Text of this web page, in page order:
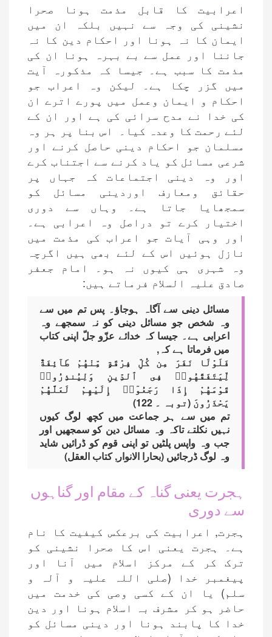
اعرابیت کا قابل مذمت ہونا صحرا
نشینی کی وجہ سے نہیں بلکہ ان میں
ایمان کا نہ ہونا اور احکام دین کا نہ
جاننا اور عمل سے بے بہرہ ہونا ان کی
مذمت کا سبب ہے۔ جیسا کہ مذکورہ آیت
میں گزر چکا ہے۔ لیکن وہ اعراب جو
احکام و ایمان وعمل میں پورے اترے ان
کی خدا نے مدح سرائی کی ہے اور ان کے
لئے رحمت کا وعدہ کیا۔ اس بنا پر ہر وہ
مسلمان جو احکام دینی حاصل کرنے اور
شرعی مسائل کو یاد کرنے سے اجتناب کرے
اور وہ دینی اجتماعات کہ جہاں پر
حقائق ومعارف اوردینی مسائل کو
سمجھایا جاتا ہے۔ وہاں سے دوری
اختیار کرے تو دراصل وہ اعرابی ہے۔
اور وہی آیات جو اعراب کی مذمت میں
نازل ہوئیں اس کے لئے بھی ہیں اگرچہ
وہ شہری ہی کیوں نہ ہو۔ امام جعفر
صادق علیہ السلام فرماتے ہیں:
مسائل دینی سے آگاہ ہوجاؤ۔ پس تم میں سے
وہ شخص جو مسائل دینی کو نہ سمجھے وہ
اعرابی ہے۔ جیسا کہ خدائے عزّو جلّ اپنی کتاب
میں فرماتا ہے کہ,
فَلَوْلَا نَفَرَ مِن كُلِّ فِرْقَةٍ مِّنْهُمْ طَآئِفَةٌ
لِّيَتَفَقَّهُوا۟ فِى ٱلدِّينِ وَلِيُنذِرُوا۟
قَوْمَهُمْ إِذَا رَجَعُوٓا۟ إِلَيْهِمْ لَعَلَّهُمْ
يَحْذَرُونَ (توبہ ۔ 122)
تم میں سے ہر جماعت میں کچھ لوگ کیوں
نہیں نکلتے تاکہ وہ مسائل دین کو سمجھیں اور
جب وہ واپس پلٹیں تو اپنی قوم کو ڈرائیں شاید
وہ لوگ ڈرجائیں (بحارا الانوار, کتاب العقل)
ہجرت یعنی گناہ کے مقام اور گناہوں
سے دوری
ہجرت, اعرابیت کی برعکس کیفیت کا نام
ہے۔ ہجرت یعنی اس کا صحرا نشینی کو
ترک کر کے مرکز اسلام میں آنا اور
پیغمبر خدا (صلی اللہ علیہ و آلہ و
سلم) یا ان کے کسی وصی کی خدمت میں
حاضر ہو کر مشرف بہ اسلام ہونا اور دین
خدا کا پابند ہونا اور دینی مسائل کو